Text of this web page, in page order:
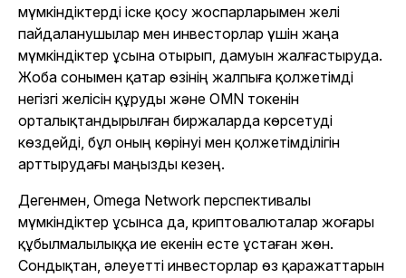
мүмкіндіктерді іске қосу жоспарларымен желі
пайдаланушылар мен инвесторлар үшін жаңа
мүмкіндіктер ұсына отырып, дамуын жалғастыруда.
Жоба сонымен қатар өзінің жалпыға қолжетімді
негізгі желісін құруды және OMN токенін
орталықтандырылған биржаларда көрсетуді
көздейді, бұл оның көрінуі мен қолжетімділігін
арттырудағы маңызды кезең.
Дегенмен, Omega Network перспективалы
мүмкіндіктер ұсынса да, криптовалюталар жоғары
құбылмалылыққа ие екенін есте ұстаған жөн.
Сондықтан, әлеуетті инвесторлар өз қаражаттарын